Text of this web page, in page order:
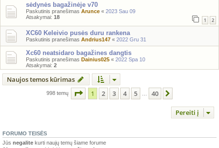
sėdynės bagažinėje v70
Paskutinis pranešimas Arunce « 2023 Sau 09
Atsakymai: 18 1 2
XC60 Keleivio pusės duru rankena
Paskutinis pranešimas Andrius147 « 2022 Gru 31
Xc60 neatsidaro bagažines dangtis
Paskutinis pranešimas Dainius025 « 2022 Spa 10
Atsakymai: 2
Naujos temos kūrimas
998 temų Puslapis 1iš 40
1 2 3 4 5 40
Pereiti į
FORUMO TEISĖS
Jūs negalite kurti naujų temų šiame forume